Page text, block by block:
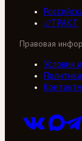
///ТРАКТ
Правовая
Условия